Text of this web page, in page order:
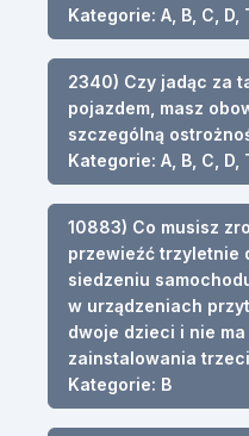
Kategorie: A, B, C, D,
2340) Czy jadąc za
pojazdem, masz
szczególną
Kategorie: A, B, C, D,
10883) Co musisz
przewieźć trzyletnie
siedzeniu
w urządzeniach
dwoje dzieci i nie
zainstalowania
Kategorie: B